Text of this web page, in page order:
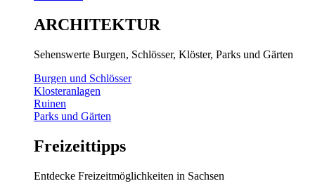
ARCHITEKTUR
Sehenswerte Burgen, Schlösser, Klöster, Parks und Gärten
Burgen und Schlösser
Klosteranlagen
Ruinen
Parks und Gärten
Freizeittipps
Entdecke Freizeitmöglichkeiten in Sachsen